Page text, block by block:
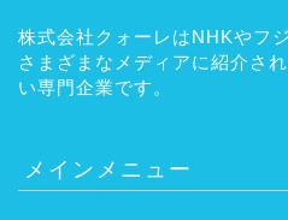
株式会社クォーレはNHKやフ
さまざまなメディアに紹介さ
い専門企業です。
メインメニュー